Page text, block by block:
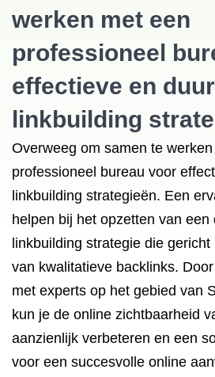
werken met een
professioneel
effectieve en
linkbuilding
Overweeg om samen te
professioneel bureau voor
linkbuilding strategieën. Een
helpen bij het opzetten van een
linkbuilding strategie die
van kwalitatieve backlinks.
met experts op het gebied van
kun je de online zichtbaarheid
aanzienlijk verbeteren en een
voor een succesvolle online